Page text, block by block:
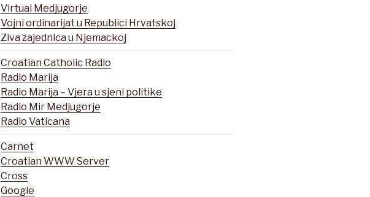
Virtual Medjugorje
Vojni ordinarijat u Republici Hrvatskoj
Ziva zajednica u Njemackoj
Croatian Catholic Radio
Radio Marija
Radio Marija – Vjera u sjeni politike
Radio Mir Medjugorje
Radio Vaticana
Carnet
Croatian WWW Server
Cross
Google